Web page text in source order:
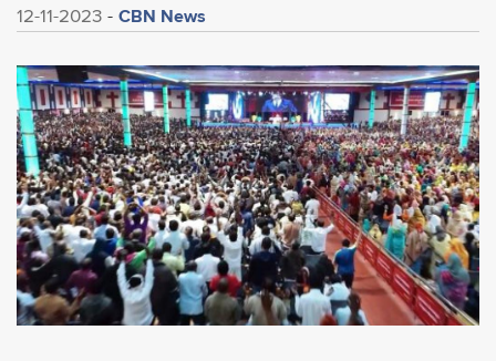
12-11-2023 CBN News